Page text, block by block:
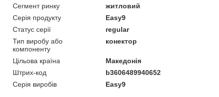
Сегмент ринку
житловий
Серія продукту
Easy9
Статус серії
regular
Тип виробу або
компоненту
конектор
Цільова країна
Македонія
Штрих-код
b3606489940652
Серія виробів
Easy9